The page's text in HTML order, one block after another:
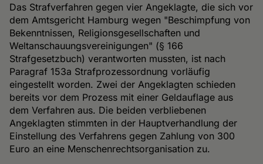
Das Strafverfahren gegen vier Angeklagte, die sich vor
dem Amtsgericht Hamburg wegen "Beschimpfung von
Bekenntnissen, Religionsgesellschaften und
Weltanschauungsvereinigungen" (§ 166
Strafgesetzbuch) verantworten mussten, ist nach
Paragraf 153a Strafprozessordnung vorläufig
eingestellt worden. Zwei der Angeklagten schieden
bereits vor dem Prozess mit einer Geldauflage aus
dem Verfahren aus. Die beiden verbliebenen
Angeklagten stimmten in der Hauptverhandlung der
Einstellung des Verfahrens gegen Zahlung von 300
Euro an eine Menschenrechtsorganisation zu.